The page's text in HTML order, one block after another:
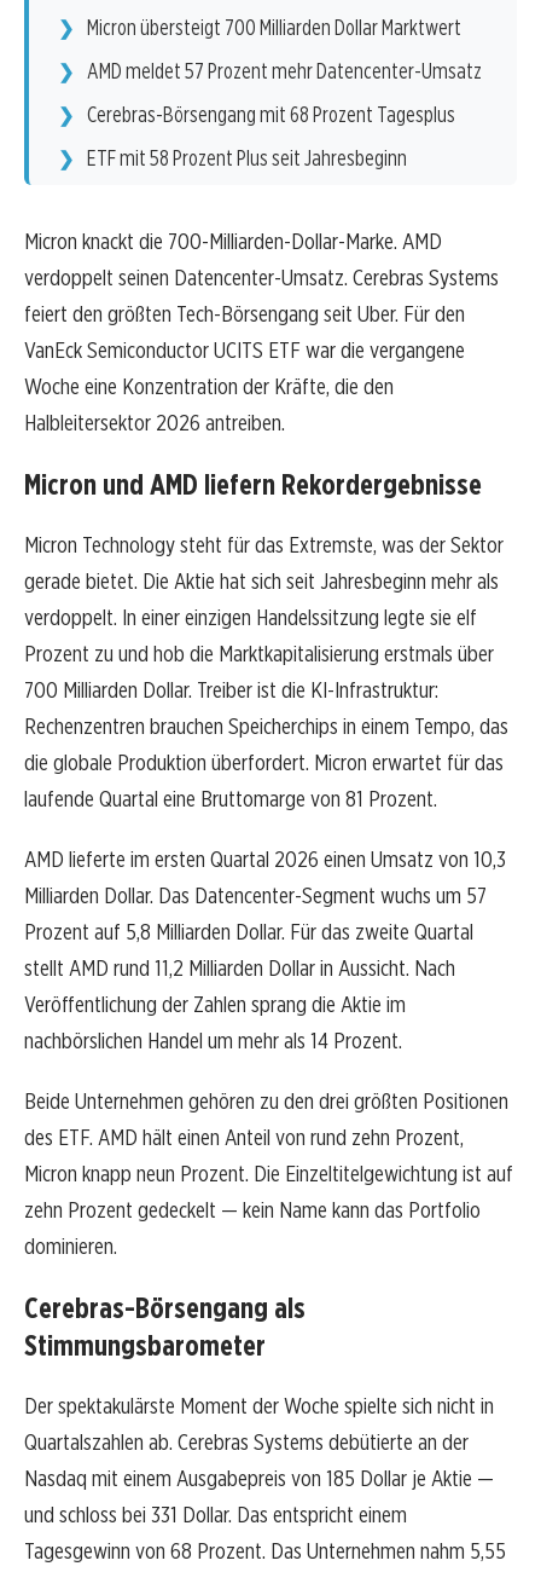
Micron übersteigt 700 Milliarden Dollar Marktwert
AMD meldet 57 Prozent mehr Datencenter-Umsatz
Cerebras-Börsengang mit 68 Prozent Tagesplus
ETF mit 58 Prozent Plus seit Jahresbeginn
Micron knackt die 700-Milliarden-Dollar-Marke. AMD
verdoppelt seinen Datencenter-Umsatz. Cerebras Systems
feiert den größten Tech-Börsengang seit Uber. Für den
VanEck Semiconductor UCITS ETF war die vergangene
Woche eine Konzentration der Kräfte, die den
Halbleitersektor 2026 antreiben.
Micron und AMD liefern Rekordergebnisse
Micron Technology steht für das Extremste, was der Sektor
gerade bietet. Die Aktie hat sich seit Jahresbeginn mehr als
verdoppelt. In einer einzigen Handelssitzung legte sie elf
Prozent zu und hob die Marktkapitalisierung erstmals über
700 Milliarden Dollar. Treiber ist die KI-Infrastruktur:
Rechenzentren brauchen Speicherchips in einem Tempo, das
die globale Produktion überfordert. Micron erwartet für das
laufende Quartal eine Bruttomarge von 81 Prozent.
AMD lieferte im ersten Quartal 2026 einen Umsatz von 10,3
Milliarden Dollar. Das Datencenter-Segment wuchs um 57
Prozent auf 5,8 Milliarden Dollar. Für das zweite Quartal
stellt AMD rund 11,2 Milliarden Dollar in Aussicht. Nach
Veröffentlichung der Zahlen sprang die Aktie im
nachbörslichen Handel um mehr als 14 Prozent.
Beide Unternehmen gehören zu den drei größten Positionen
des ETF. AMD hält einen Anteil von rund zehn Prozent,
Micron knapp neun Prozent. Die Einzeltitelgewichtung ist auf
zehn Prozent gedeckelt — kein Name kann das Portfolio
dominieren.
Cerebras-Börsengang als
Stimmungsbarometer
Der spektakulärste Moment der Woche spielte sich nicht in
Quartalszahlen ab. Cerebras Systems debütierte an der
Nasdaq mit einem Ausgabepreis von 185 Dollar je Aktie —
und schloss bei 331 Dollar. Das entspricht einem
Tagesgewinn von 68 Prozent. Das Unternehmen nahm 5,55